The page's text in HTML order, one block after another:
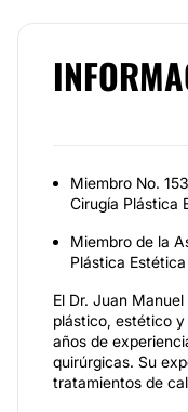
Miembro No.
Cirugía Plástica
Miembro de la
Plástica
El Dr. Juan
plástico, estético
años de
quirúrgicas. Su
tratamientos de